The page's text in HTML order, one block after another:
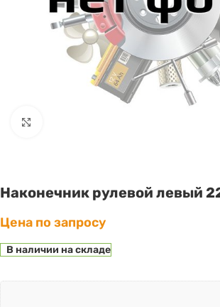
Наконечник рулевой левый
Цена по запросу
В наличии на складе